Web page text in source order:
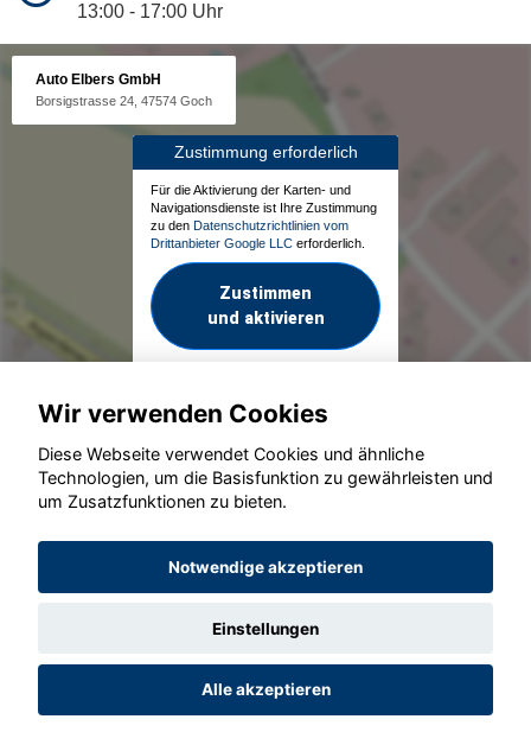
13:00 - 17:00 Uhr
Auto Elbers GmbH
Borsigstrasse 24, 47574 Goch
Zustimmung erforderlich
Für die Aktivierung der Karten- und
Navigationsdienste ist Ihre Zustimmung
zu den Datenschutzrichtlinien vom
Drittanbieter Google LLC erforderlich.
Zustimmen
und aktivieren
© konjunkturmotor.de GmbH 2020 - 2026
Wir verwenden Cookies
Diese Webseite verwendet Cookies und ähnliche
Technologien, um die Basisfunktion zu gewährleisten und
um Zusatzfunktionen zu bieten.
Notwendige akzeptieren
Einstellungen
Alle akzeptieren